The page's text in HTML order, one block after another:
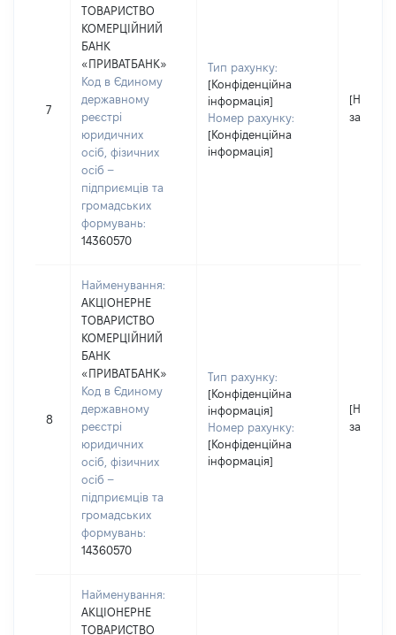
7
ТОВАРИСТВО
КОМЕРЦІЙНИЙ
БАНК
«ПРИВАТБАНК»
Код в Єдиному
державному
реєстрі
юридичних
осіб, фізичних
осіб –
підприємців та
громадських
формувань:
14360570
Тип рахунку:
[Конфіденційна
інформація]
Номер рахунку:
[Конфіденційна
інформація]
[Не
8
Найменування:
АКЦІОНЕРНЕ
ТОВАРИСТВО
КОМЕРЦІЙНИЙ
БАНК
«ПРИВАТБАНК»
Код в Єдиному
державному
реєстрі
юридичних
осіб, фізичних
осіб –
підприємців та
громадських
формувань:
14360570
Тип рахунку:
[Конфіденційна
інформація]
Номер рахунку:
[Конфіденційна
інформація]
[Не
Найменування:
АКЦІОНЕРНЕ
ТОВАРИСТВО